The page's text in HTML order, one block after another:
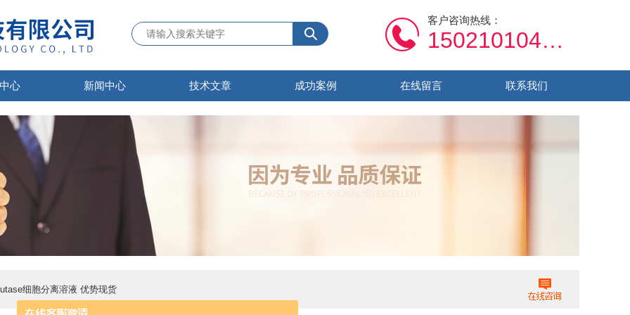
客户咨询热线：
15021010459
心 新闻中心 技术文章 成功案例 在线留言 联系我们
细胞分离溶液 优势现货